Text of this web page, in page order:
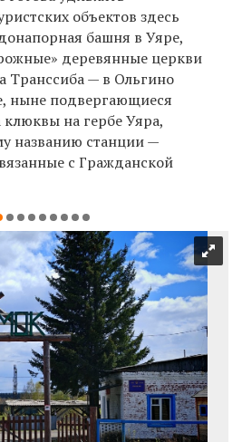
объектов здесь
башня в Уяре,
деревянные церкви
Транссиба — в Ольгино
ныне подвергающиеся
клюквы на гербе Уяра,
названию станции —
с Гражданской